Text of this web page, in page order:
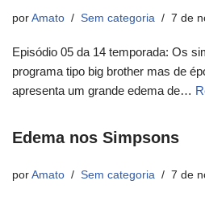
por Amato Sem categoria 7 de
Episódio 05 da 14 temporada: Os
programa tipo big brother mas de
apresenta um grande edema de…
Edema nos Simpsons
por Amato Sem categoria 7 de